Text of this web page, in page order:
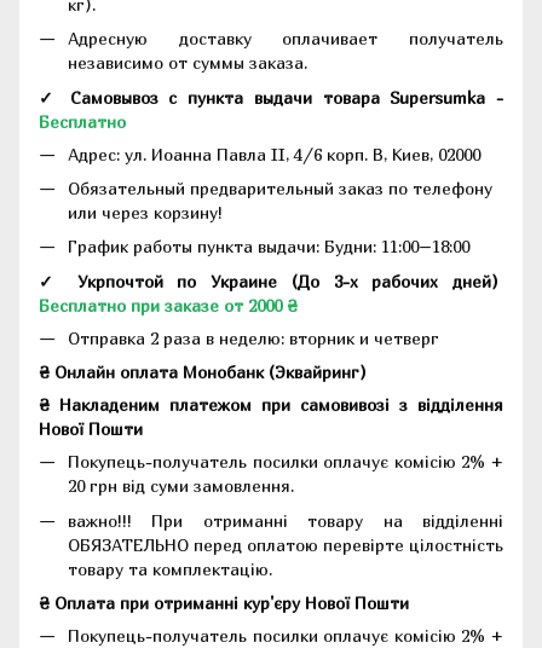
Адресную доставку оплачивает получатель
независимо от суммы заказа.
✓ Самовывоз с пункта выдачи товара Supersumka -
Бесплатно
Адрес: ул. Иоанна Павла II, 4/6 корп. В, Киев, 02000
Обязательный предварительный заказ по телефону
или через корзину!
График работы пункта выдачи: Будни: 11:00–18:00
✓ Укрпочтой по Украине (До 3-х рабочих дней)
Бесплатно при заказе от 2000 ₴
Отправка 2 раза в неделю: вторник и четверг
₴ Онлайн оплата Монобанк (Эквайринг)
₴ Накладеним платежом при самовивозі з відділення
Нової Пошти
Покупець-получатель посилки оплачує комісію 2% +
20 грн від суми замовлення.
важно!!! При отриманні товару на відділенні
ОБЯЗАТЕЛЬНО перед оплатою перевірте цілостність
товару та комплектацію.
₴ Оплата при отриманні кур'єру Нової Пошти
Покупець-получатель посилки оплачує комісію 2% +